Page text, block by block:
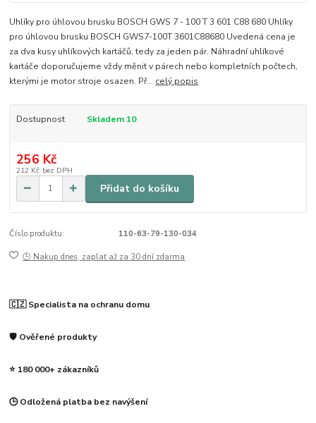
Uhlíky pro úhlovou brusku BOSCH GWS 7 - 100 T 3 601 C88 680 Uhlíky
pro úhlovou brusku BOSCH GWS7-100T 3601C88680 Uvedená cena je
za dva kusy uhlíkových kartáčů, tedy za jeden pár. Náhradní uhlíkové
kartáče doporučujeme vždy měnit v párech nebo kompletních počtech,
kterými je motor stroje osazen. Př... celý popis
Dostupnost Skladem 10
256 Kč
212 Kč bez DPH
Přidat do košíku
Číslo produktu: 110-63-79-130-034
🕒 Nakup dnes, zaplať až za 30 dní zdarma
🇨🇿 Specialista na ochranu domu
🛡️ Ověřené produkty
⭐ 180 000+ zákazníků
🕒 Odložená platba bez navýšení